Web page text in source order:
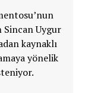
Sincan Uygur
kaynaklı
yönelik